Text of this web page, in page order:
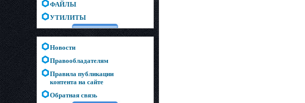
ФАЙЛЫ
УТИЛИТЫ
Новости
Правообладателям
Правила публикации
контента на сайте
Обратная связь